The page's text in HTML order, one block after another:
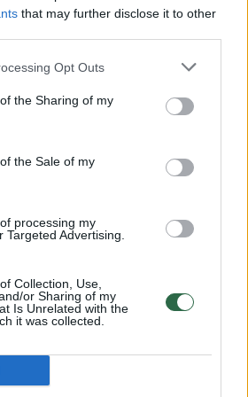
that may further disclose it to other
Opt Outs
the Sharing of my
the Sale of my
processing my
Targeted Advertising.
Collection, Use,
or Sharing of my
Is Unrelated with the
it was collected.
00:00:59
Vilniaus Vakarinis aplinkkelis:
laiko bandymu įsitvirtinti
yra neteisus
Visi įrašai